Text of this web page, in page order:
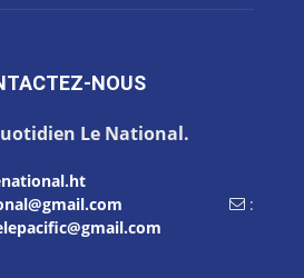
NOUS
Le National.
: